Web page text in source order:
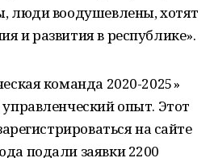
люди воодушевлены, хотят
и развития в республике».
команда 2020-2025»
опыт. Этот
на сайте
подали заявки 2200